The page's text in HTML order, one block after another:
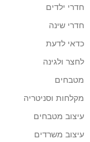
חדרי ילדים
חדרי שינה
כדאי לדעת
לחצר ולגינה
מטבחים
מקלחות וסניטריה
עיצוב מטבחים
עיצוב משרדים